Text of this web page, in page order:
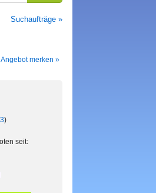
Suchaufträge »
Angebot merken »
)
seit: